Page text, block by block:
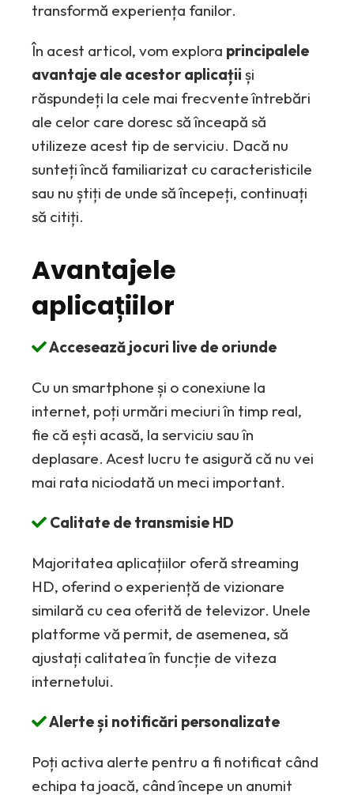
transformă experiența fanilor.
În acest articol, vom explora principalele
avantaje ale acestor aplicații și
răspundeți la cele mai frecvente întrebări
ale celor care doresc să înceapă să
utilizeze acest tip de serviciu. Dacă nu
sunteți încă familiarizat cu caracteristicile
sau nu știți de unde să începeți, continuați
să citiți.
Avantajele
aplicațiilor
Accesează jocuri live de oriunde
Cu un smartphone și o conexiune la
internet, poți urmări meciuri în timp real,
fie că ești acasă, la serviciu sau în
deplasare. Acest lucru te asigură că nu vei
mai rata niciodată un meci important.
Calitate de transmisie HD
Majoritatea aplicațiilor oferă streaming
HD, oferind o experiență de vizionare
similară cu cea oferită de televizor. Unele
platforme vă permit, de asemenea, să
ajustați calitatea în funcție de viteza
internetului.
Alerte și notificări personalizate
Poți activa alerte pentru a fi notificat când
echipa ta joacă, când începe un anumit